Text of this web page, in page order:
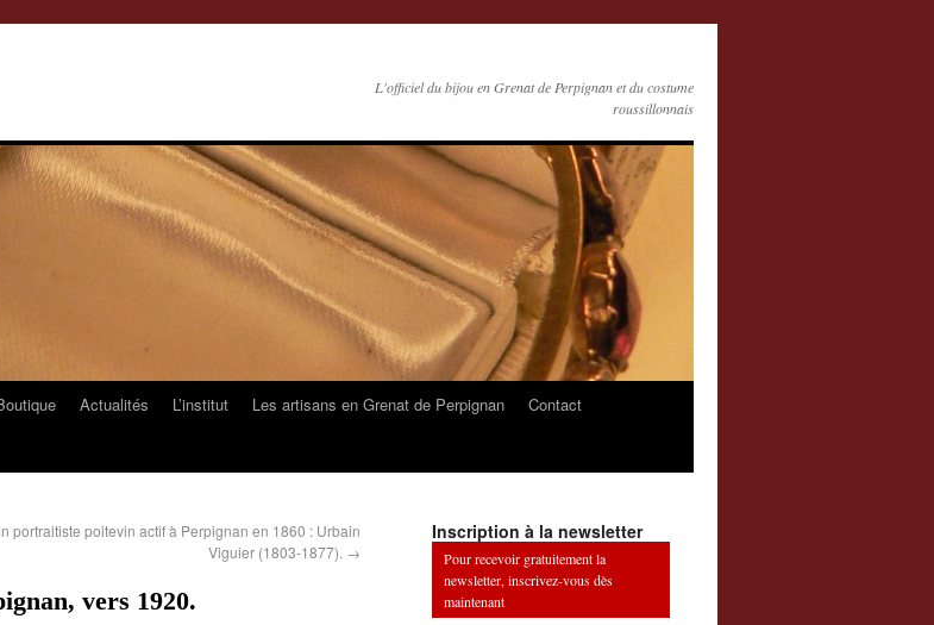
L'officiel du bijou en Grenat de Perpignan et du costume
roussillonnais
Actualités L’institut Les artisans en Grenat de Perpignan
Contact
portraitiste poitevin actif à Perpignan en 1860 : Urbain
Viguier (1803-1877). →
vers 1920.
Inscription à la newsletter
Pour recevoir gratuitement la
newsletter, inscrivez-vous dès
maintenant